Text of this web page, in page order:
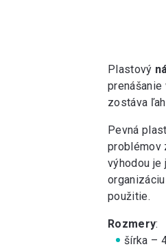
Plastový
zostáva
Pevná
problémov
výhodou je
použitie.
Rozmery:
šírka –